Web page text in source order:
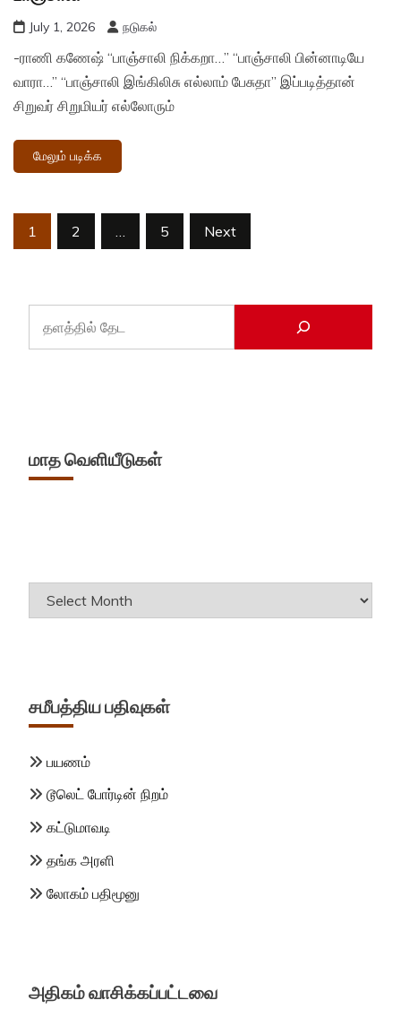
July 1, 2026 நடுகல்
-ராணி கணேஷ் “பாஞ்சாலி நிக்கறா…” “பாஞ்சாலி பின்னாடியே
வாரா…” “பாஞ்சாலி இங்கிலிசு எல்லாம் பேசுதா” இப்படித்தான்
சிறுவர் சிறுமியர் எல்லோரும்
மேலும் படிக்க
Posts
1 2 5 Next
மாத வெளியீடுகள்
Archives
சமீபத்திய பதிவுகள்
பயணம்
டூலெட் போர்டின் நிறம்
கட்டுமாவடி
தங்க அரளி
லோகம் பதிமூனு
அதிகம் வாசிக்கப்பட்டவை